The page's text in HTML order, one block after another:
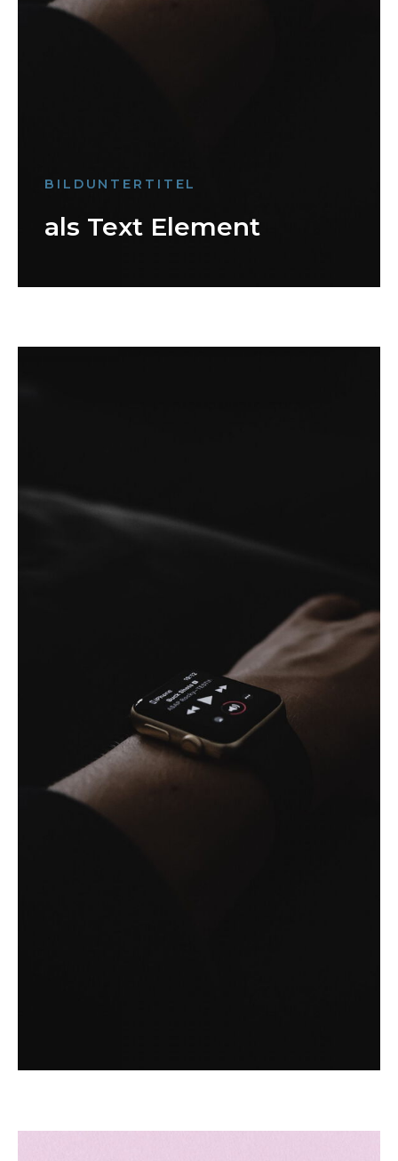
BILDUNTERTITEL
als Text Element